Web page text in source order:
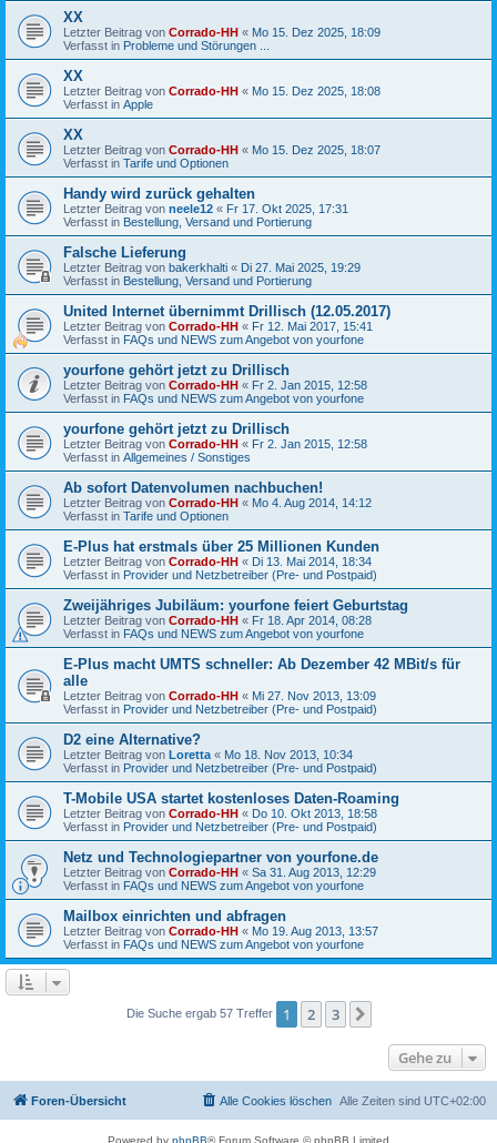
XX
Letzter Beitrag von Corrado-HH « Mo 15. Dez 2025, 18:09
Verfasst in Probleme und Störungen ...
XX
Letzter Beitrag von Corrado-HH « Mo 15. Dez 2025, 18:08
Verfasst in Apple
XX
Letzter Beitrag von Corrado-HH « Mo 15. Dez 2025, 18:07
Verfasst in Tarife und Optionen
Handy wird zurück gehalten
Letzter Beitrag von neele12 « Fr 17. Okt 2025, 17:31
Verfasst in Bestellung, Versand und Portierung
Falsche Lieferung
Letzter Beitrag von bakerkhalti « Di 27. Mai 2025, 19:29
Verfasst in Bestellung, Versand und Portierung
United Internet übernimmt Drillisch (12.05.2017)
Letzter Beitrag von Corrado-HH « Fr 12. Mai 2017, 15:41
Verfasst in FAQs und NEWS zum Angebot von yourfone
yourfone gehört jetzt zu Drillisch
Letzter Beitrag von Corrado-HH « Fr 2. Jan 2015, 12:58
Verfasst in FAQs und NEWS zum Angebot von yourfone
yourfone gehört jetzt zu Drillisch
Letzter Beitrag von Corrado-HH « Fr 2. Jan 2015, 12:58
Verfasst in Allgemeines / Sonstiges
Ab sofort Datenvolumen nachbuchen!
Letzter Beitrag von Corrado-HH « Mo 4. Aug 2014, 14:12
Verfasst in Tarife und Optionen
E-Plus hat erstmals über 25 Millionen Kunden
Letzter Beitrag von Corrado-HH « Di 13. Mai 2014, 18:34
Verfasst in Provider und Netzbetreiber (Pre- und Postpaid)
Zweijähriges Jubiläum: yourfone feiert Geburtstag
Letzter Beitrag von Corrado-HH « Fr 18. Apr 2014, 08:28
Verfasst in FAQs und NEWS zum Angebot von yourfone
E-Plus macht UMTS schneller: Ab Dezember 42 MBit/s für
alle
Letzter Beitrag von Corrado-HH « Mi 27. Nov 2013, 13:09
Verfasst in Provider und Netzbetreiber (Pre- und Postpaid)
D2 eine Alternative?
Letzter Beitrag von Loretta « Mo 18. Nov 2013, 10:34
Verfasst in Provider und Netzbetreiber (Pre- und Postpaid)
T-Mobile USA startet kostenloses Daten-Roaming
Letzter Beitrag von Corrado-HH « Do 10. Okt 2013, 18:58
Verfasst in Provider und Netzbetreiber (Pre- und Postpaid)
Netz und Technologiepartner von yourfone.de
Letzter Beitrag von Corrado-HH « Sa 31. Aug 2013, 12:29
Verfasst in FAQs und NEWS zum Angebot von yourfone
Mailbox einrichten und abfragen
Letzter Beitrag von Corrado-HH « Mo 19. Aug 2013, 13:57
Verfasst in FAQs und NEWS zum Angebot von yourfone
Die Suche ergab 57 Treffer 1 2 3
Gehe zu
Foren-Übersicht Alle Zeiten sind UTC+02:00
Alle Cookies löschen
Powered by phpBB® Forum Software © phpBB Limited